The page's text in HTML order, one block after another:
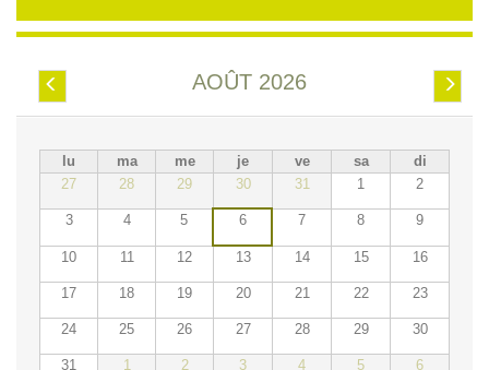
Préc. Suiv.
AOÛT 2026
lu ma me je ve sa
di
27
28 29 30 31 1 2
3 4 5 6 7 8 9
10 11 12 13 14 15 16
17 18 19 20 21 22 23
24 25 26 27 28 29 30
31 1 2 3 4 5 6